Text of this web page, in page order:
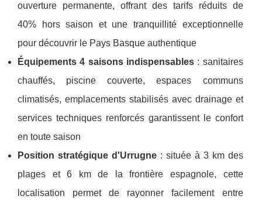
ouverture permanente, offrant des tarifs réduits de
40% hors saison et une tranquillité exceptionnelle
pour découvrir le Pays Basque authentique
Équipements 4 saisons indispensables: sanitaires
chauffés, piscine couverte, espaces communs
climatisés, emplacements stabilisés avec drainage et
services techniques renforcés garantissent le confort
en toute saison
Position stratégique d'Urrugne: située à 3 km des
plages et 6 km de la frontière espagnole, cette
localisation permet de rayonner facilement entre